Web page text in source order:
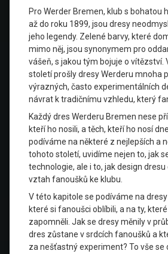
Pro Werder Bremen, klub s bohatou
až do roku 1899, jsou dresy
jeho legendy. Zelené barvy, které
mimo něj, jsou synonymem pro
vášeň, s jakou tým bojuje o vítězství.
století prošly dresy Werderu mnoha
výrazných, často experimentálních
návrat k tradičnímu vzhledu, který
Každý dres Werderu Bremen nese
kteří ho nosili, a těch, kteří ho nosí
podíváme na některé z nejlepších a
tohoto století, uvidíme nejen to, jak
technologie, ale i to, jak design
vztah fanoušků ke klubu.
V této kapitole se podíváme na
které si fanoušci oblíbili, a na ty,
zapomněli. Jak se dresy měnily v
dres zůstane v srdcích fanoušků a
za nešťastný experiment? To vše se